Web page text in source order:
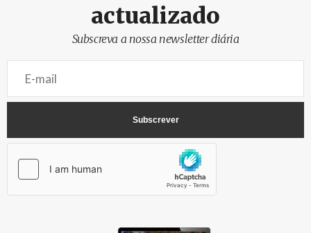
actualizado
Subscreva a nossa newsletter diária